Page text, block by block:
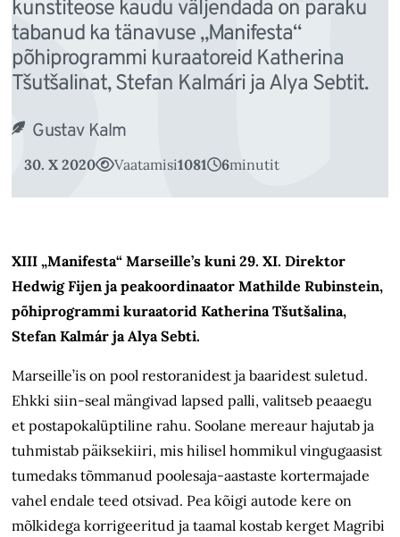
kunstiteose kaudu väljendada on paraku
tabanud ka tänavuse „Manifesta“
põhiprogrammi kuraatoreid Katherina
Tšutšalinat, Stefan Kalmári ja Alya Sebtit.
Gustav Kalm
30. X 2020 Vaatamisi1081 6minutit
XIII „Manifesta“ Marseille’s kuni 29. XI. Direktor
Hedwig Fijen ja peakoordinaator Mathilde Rubinstein,
põhiprogrammi kuraatorid Katherina Tšutšalina,
Stefan Kalmár ja Alya Sebti.
Marseille’is on pool restoranidest ja baaridest suletud.
Ehkki siin-seal mängivad lapsed palli, valitseb peaaegu
et postapokalüptiline rahu. Soolane mereaur hajutab ja
tuhmistab päiksekiiri, mis hilisel hommikul vingugaasist
tumedaks tõmmanud poolesaja-aastaste kortermajade
vahel endale teed otsivad. Pea kõigi autode kere on
mõlkidega korrigeeritud ja taamal kostab kerget Magribi